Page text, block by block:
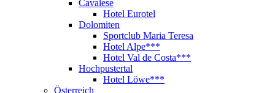
Cavalese
Hotel Eurotel
Dolomiten
Sportclub Maria Teresa
Hotel Alpe***
Hotel Val de Costa***
Hochpustertal
Hotel Löwe***
Österreich